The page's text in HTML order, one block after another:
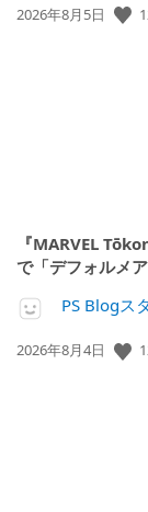
公
2026年8月5日
『MARVEL
で「デフォルメ
PS Blogス
公
2026年8月4日